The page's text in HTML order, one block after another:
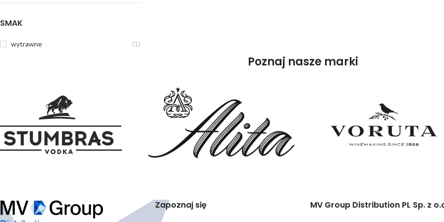
SMAK
wytrawne (1)
Poznaj nasze marki
Zapoznaj się MV Group Distribution PL Sp. z